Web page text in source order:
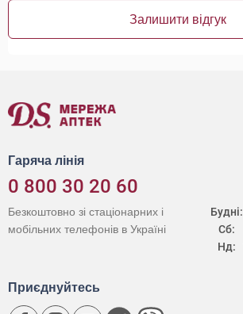
Залишити відгук
Гаряча лінія
0 800 30 20 60
Будні:
Сб:
Нд:
Безкоштовно зі стаціонарних і
мобільних телефонів в Україні
Приєднуйтесь